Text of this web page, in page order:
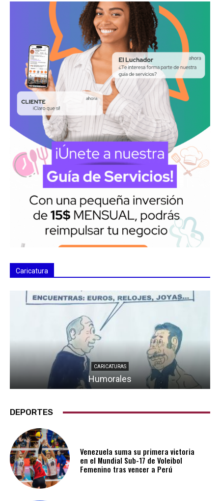
Caricatura
CARICATURAS
Humorales
DEPORTES
Venezuela suma su primera victoria
en el Mundial Sub-17 de Voleibol
Femenino tras vencer a Perú